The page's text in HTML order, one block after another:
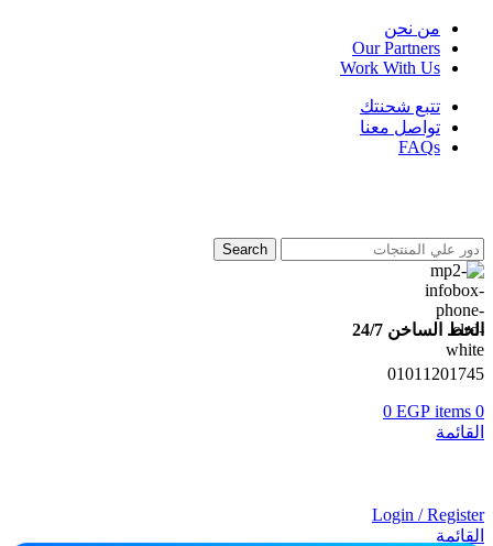
من نحن
Our Partners
Work With Us
تتبع شحنتك
تواصل معنا
FAQs
Search
الخط الساخن 24/7
01011201745
0
items
0 EGP
القائمة
Login / Register
القائمة